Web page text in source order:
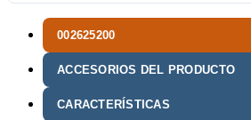
002625200
ACCESORIOS DEL PRODUCTO
CARACTERÍSTICAS